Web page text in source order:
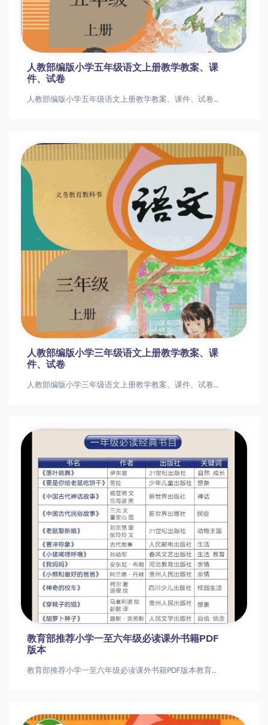
人教部编版小学五年级语文上册教学教案、课
件、试卷
人教部编版小学五年级语文上册教学教案、课件、试卷人教部编版小学五年级语文上册教学教案、课件、试卷
人教部编版小学三年级语文上册教学教案、课
件、试卷
人教部编版小学三年级语文上册教学教案、课件、试卷人教部编版小学三年级语文上册教学教案、课件、试卷
教育部推荐小学一至六年级必读课外书籍PDF
版本
教育部推荐小学一至六年级必读课外书籍PDF版本教育部推荐小学一至六年级必读课外书籍PDF版本